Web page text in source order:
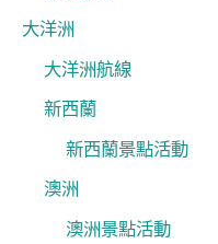
大洋洲
大洋洲航線
新西蘭
新西蘭景點活動
澳洲
澳洲景點活動